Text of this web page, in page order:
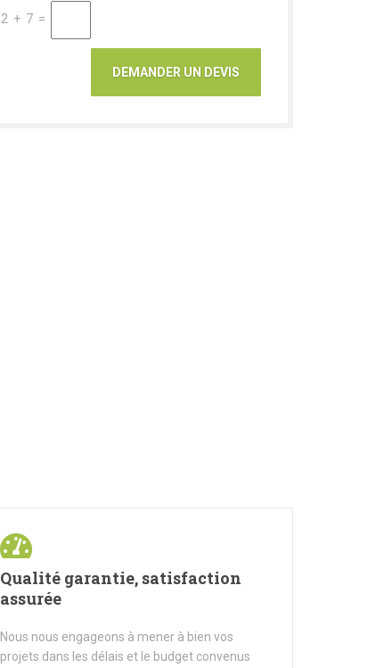
2 + 7 =
Qualité garantie, satisfaction
assurée
Nous nous engageons à mener à bien vos
projets dans les délais et le budget convenus